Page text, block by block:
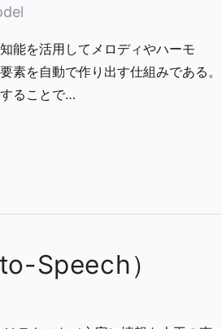
能を活用してメロディやハーモ
素を自動で作り出す仕組みである。
ることで…
Speech）